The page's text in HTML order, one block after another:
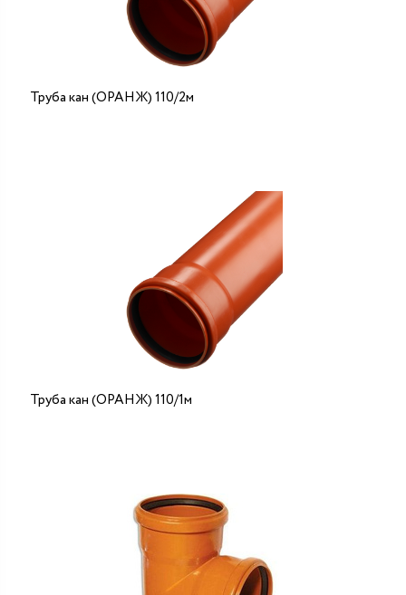
Труба кан (ОРАНЖ) 110/2м
Труба кан (ОРАНЖ) 110/1м